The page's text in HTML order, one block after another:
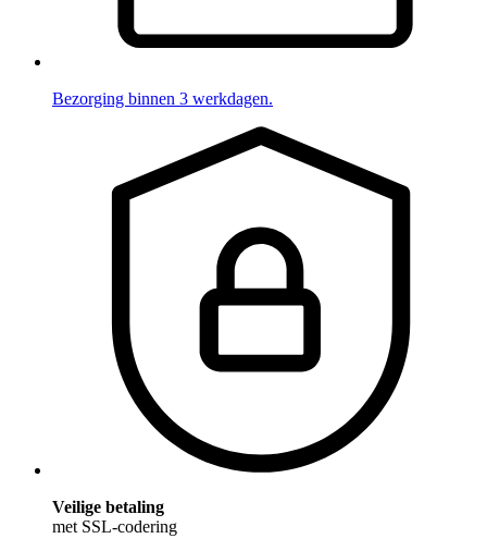
Bezorging binnen 3 werkdagen.
Veilige betaling
met SSL-codering